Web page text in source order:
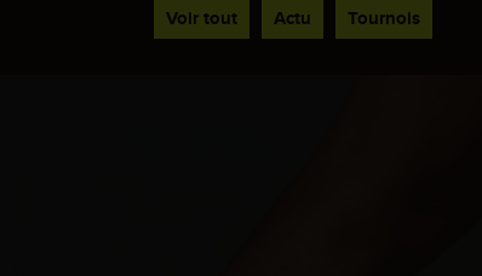
Voir tout Actu Tournois